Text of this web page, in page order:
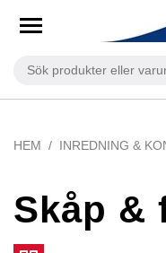
HEM INREDNING &
Skåp &